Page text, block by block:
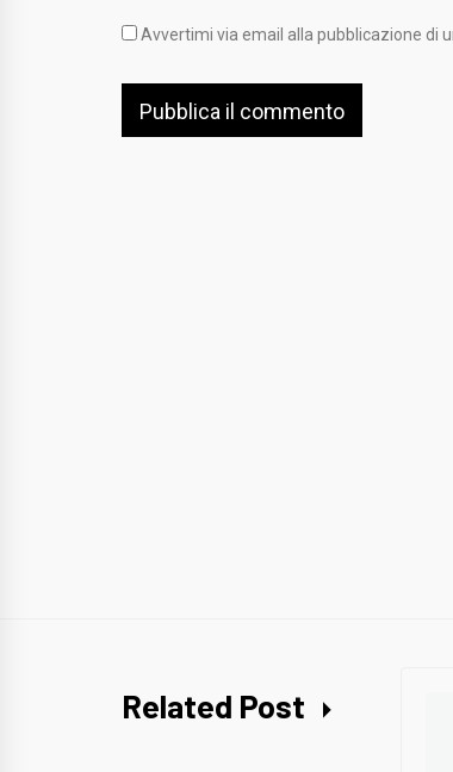
Avvertimi via email alla pubblicazione di
Related Post